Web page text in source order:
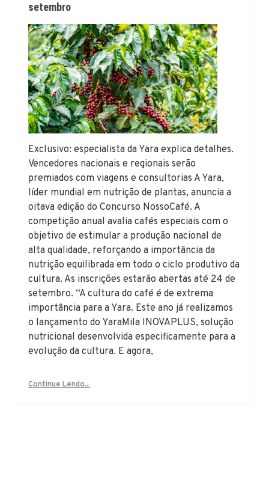
setembro
Exclusivo: especialista da Yara explica detalhes.
Vencedores nacionais e regionais serão
premiados com viagens e consultorias A Yara,
líder mundial em nutrição de plantas, anuncia a
oitava edição do Concurso NossoCafé. A
competição anual avalia cafés especiais com o
objetivo de estimular a produção nacional de
alta qualidade, reforçando a importância da
nutrição equilibrada em todo o ciclo produtivo da
cultura. As inscrições estarão abertas até 24 de
setembro. “A cultura do café é de extrema
importância para a Yara. Este ano já realizamos
o lançamento do YaraMila INOVAPLUS, solução
nutricional desenvolvida especificamente para a
evolução da cultura. E agora,
Continue Lendo...